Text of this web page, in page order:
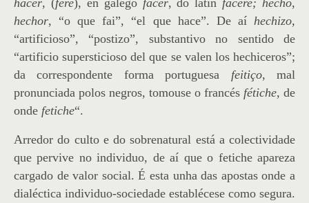
hacer, (fere), en galego facer, do latín facere; hecho,
hechor, “o que fai”, “el que hace”. De aí hechizo,
“artificioso”, “postizo”, substantivo no sentido de
“artificio supersticioso del que se valen los hechiceros”;
da correspondente forma portuguesa feitiço, mal
pronunciada polos negros, tomouse o francés fétiche, de
onde fetiche“.
Arredor do culto e do sobrenatural está a colectividade
que pervive no individuo, de aí que o fetiche apareza
cargado de valor social. É esta unha das apostas onde a
dialéctica individuo-sociedade establécese como segura.